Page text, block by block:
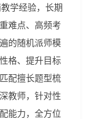
学经验，长期
难点、高频考
的随机派师模
格、提升目标
配擅长题型梳
教师，针对性
能力，全方位